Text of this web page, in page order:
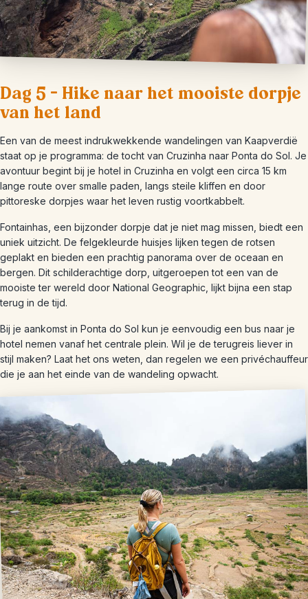
Dag 5 – Hike naar het mooiste dorpje
van het land
Een van de meest indrukwekkende wandelingen van Kaapverdië
staat op je programma: de tocht van Cruzinha naar Ponta do Sol. Je
avontuur begint bij je hotel in Cruzinha en volgt een circa 15 km
lange route over smalle paden, langs steile kliffen en door
pittoreske dorpjes waar het leven rustig voortkabbelt.
Fontainhas, een bijzonder dorpje dat je niet mag missen, biedt een
uniek uitzicht. De felgekleurde huisjes lijken tegen de rotsen
geplakt en bieden een prachtig panorama over de oceaan en
bergen. Dit schilderachtige dorp, uitgeroepen tot een van de
mooiste ter wereld door National Geographic, lijkt bijna een stap
terug in de tijd.
Bij je aankomst in Ponta do Sol kun je eenvoudig een bus naar je
hotel nemen vanaf het centrale plein. Wil je de terugreis liever in
stijl maken? Laat het ons weten, dan regelen we een privéchauffeur
die je aan het einde van de wandeling opwacht.